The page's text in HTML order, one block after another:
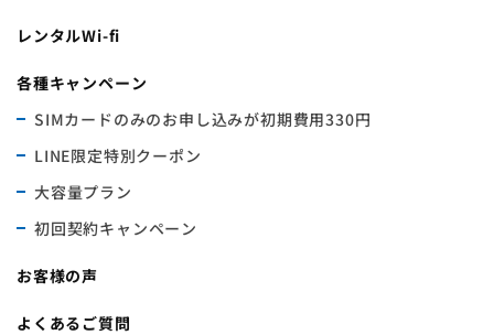
レンタルWi-fi
各種キャンペーン
SIMカードのみのお申し込みが初期費用330円
LINE限定特別クーポン
大容量プラン
初回契約キャンペーン
お客様の声
よくあるご質問